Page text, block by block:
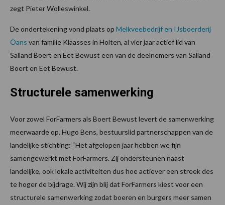
zegt Pieter Wolleswinkel.
De ondertekening vond plaats op Melkveebedrijf en IJsboerderij
Ôans van familie Klaasses in Holten, al vier jaar actief lid van
Salland Boert en Eet Bewust een van de deelnemers van Salland
Boert en Eet Bewust.
Structurele samenwerking
Voor zowel ForFarmers als Boert Bewust levert de samenwerking
meerwaarde op. Hugo Bens, bestuurslid partnerschappen van de
landelijke stichting: “Het afgelopen jaar hebben we fijn
samengewerkt met ForFarmers. Zij ondersteunen naast
landelijke, ook lokale activiteiten dus hoe actiever een streek des
te hoger de bijdrage. Wij zijn blij dat ForFarmers kiest voor een
structurele samenwerking zodat boeren en burgers meer samen